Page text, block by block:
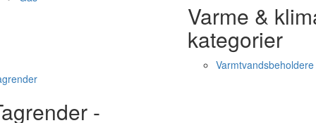
Varme &
kategorier
Varmtvandsbeholdere
-